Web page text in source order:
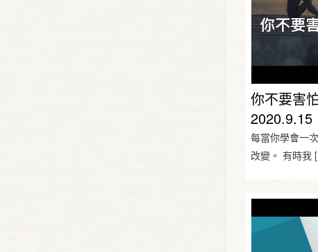
你不要害
2020.9.15
每當你學會一
改變。 有時我